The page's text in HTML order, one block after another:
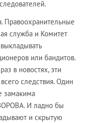
следователей.
Правоохранительные
служба и Комитет
или бандитов.
в новостях, эти
следствия. Один
замакима
И ладно бы
и скрытую